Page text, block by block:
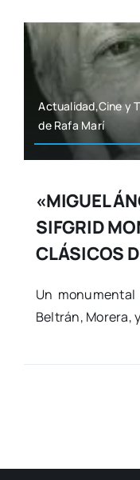
Actualidad,Cine y
de Rafa Marí
«MIGUEL
SIFGRID
CLÁSICOS
Un
Bel­trán, More­ra,